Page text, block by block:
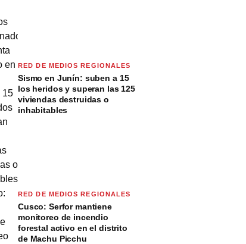
RED DE MEDIOS REGIONALES
Sismo en Junín: suben a 15
los heridos y superan las 125
viviendas destruidas o
inhabitables
RED DE MEDIOS REGIONALES
Cusco: Serfor mantiene
monitoreo de incendio
forestal activo en el distrito
de Machu Picchu